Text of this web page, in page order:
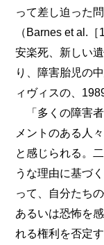
って差し迫った
（Barnes et al.
安楽死、新しい
り、障害胎児の
ィヴィスの、
「多くの障害
メントのある人
と感じられる。
うな理由に基づ
って、自分たち
あるいは恐怖を
れる権利を否定